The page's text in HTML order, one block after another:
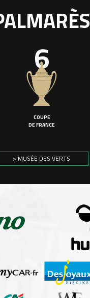
6
COUPE
DE FRANCE
> MUSÉE DES VERTS